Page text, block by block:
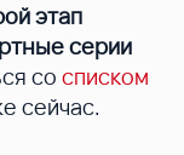
этап
серии
со списком
сейчас.